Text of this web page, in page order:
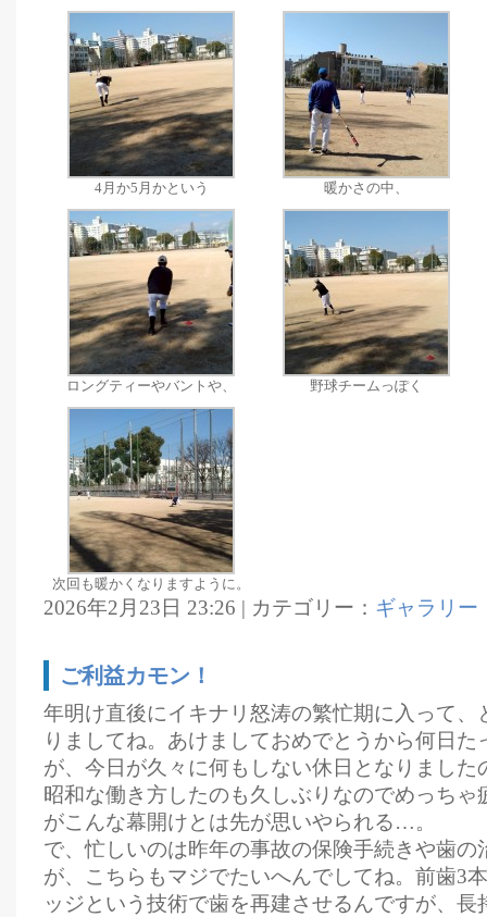
4月か5月かという 暖かさの中、
ロングティーやバントや、 野球チームっぽく
次回も暖かくなりますように。
2026年2月23日 23:26 | カテゴリー： ギャラリー
ご利益カモン！
年明け直後にイキナリ怒涛の繁忙期に入って、
りましてね。あけましておめでとうから何日
が、今日が久々に何もしない休日となりました
昭和な働き方したのも久しぶりなのでめっちゃ
がこんな幕開けとは先が思いやられる…。
で、忙しいのは昨年の事故の保険手続きや歯の
が、こちらもマジでたいへんでしてね。前歯3
ッジという技術で歯を再建させるんですが、長